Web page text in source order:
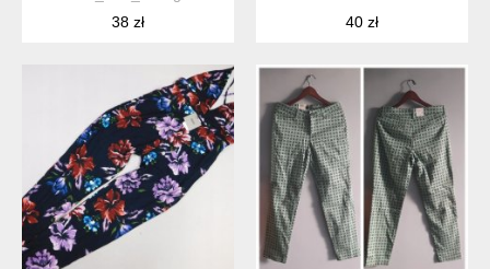
38 zł
40 zł